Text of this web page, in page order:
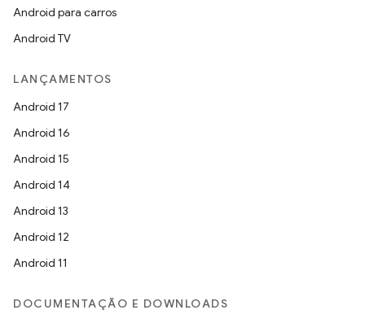
Android para carros
Android TV
LANÇAMENTOS
Android 17
Android 16
Android 15
Android 14
Android 13
Android 12
Android 11
DOCUMENTAÇÃO E DOWNLOADS